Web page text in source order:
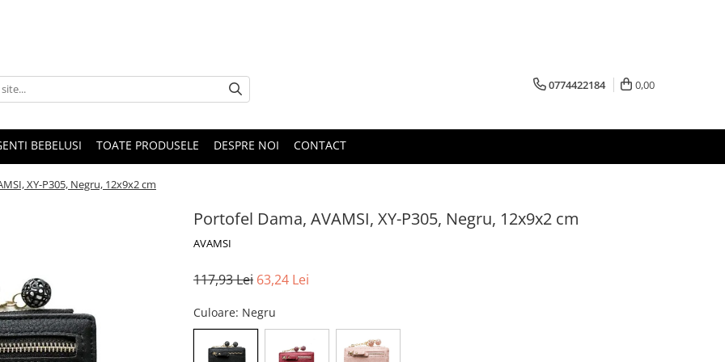
0774422184 0,00
BEBELUSI TOATE PRODUSELE DESPRE NOI CONTACT
XY-P305, Negru, 12x9x2 cm
Portofel Dama, AVAMSI, XY-P305, Negru, 12x9x2 cm
AVAMSI
117,93 Lei 63,24 Lei
Culoare: Negru